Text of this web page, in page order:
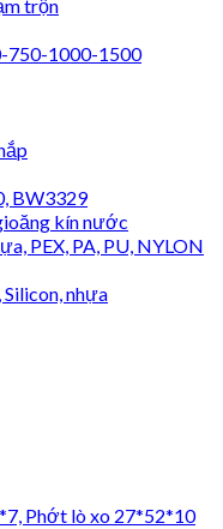
trộn
750-1000-1500
BW3329
kín nước
PEX, PA, PU, NYLON
Silicon, nhựa
Phớt lò xo 27*52*10